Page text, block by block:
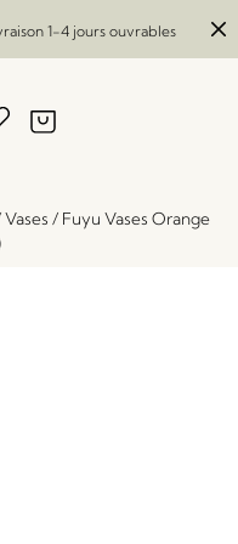
1-4 jours ouvrables
Vases / Fuyu Vases Orange